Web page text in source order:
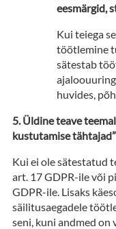
eesmärgid,
Kui teiega
töötlemine
sätestab
huvides,
Üldine teave
kustutamise tähtajad”
Kui ei ole sätestatud
art. 17 GDPR-ile või
GDPR-ile. Lisaks
säilitusaegadele
seni, kuni andmed